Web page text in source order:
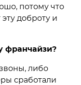
потому что
доброту и
франчайзи?
либо
сработали